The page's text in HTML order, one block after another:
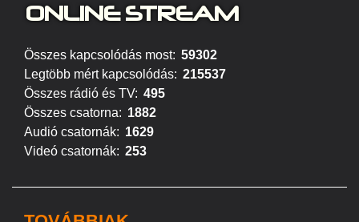
ONLINE STREAM
Összes kapcsolódás most: 59302
Legtöbb mért kapcsolódás: 215537
Összes rádió és TV: 495
Összes csatorna: 1882
Audió csatornák: 1629
Videó csatornák: 253